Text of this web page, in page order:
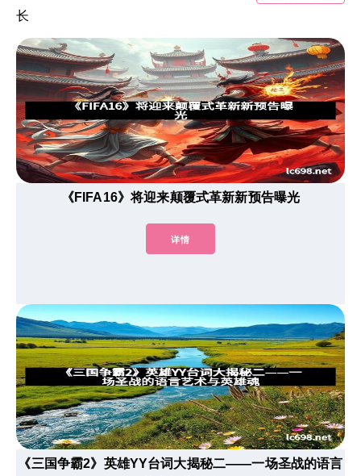
长
《FIFA16》将迎来颠覆式革新新预告曝光
详情
《三国争霸2》英雄YY台词大揭秘二——一场圣战的语言